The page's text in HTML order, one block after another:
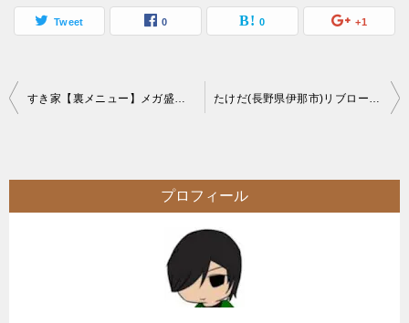
Tweet 0 0 +1
投
ビ
ゲ
すき家【裏メニュー】メガ盛りの倍量キング豚丼を大食い【廃止】 たけだ(長野県伊那市)リブロースが選べる大盛りソースかつ丼
プロフィール